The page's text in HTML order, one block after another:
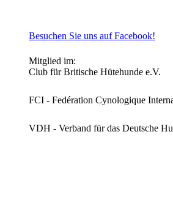
Besuchen Sie uns auf Facebook!
Mitglied im:
Club für Britische Hütehunde e.V.
FCI - Fedération Cynologique
VDH - Verband für das Deutsche